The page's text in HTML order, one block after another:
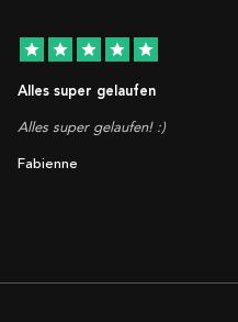
star star star star star
Alles super gelaufen
Alles super gelaufen! :)
Fabienne